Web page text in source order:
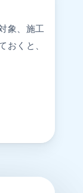
象、施工
おくと、